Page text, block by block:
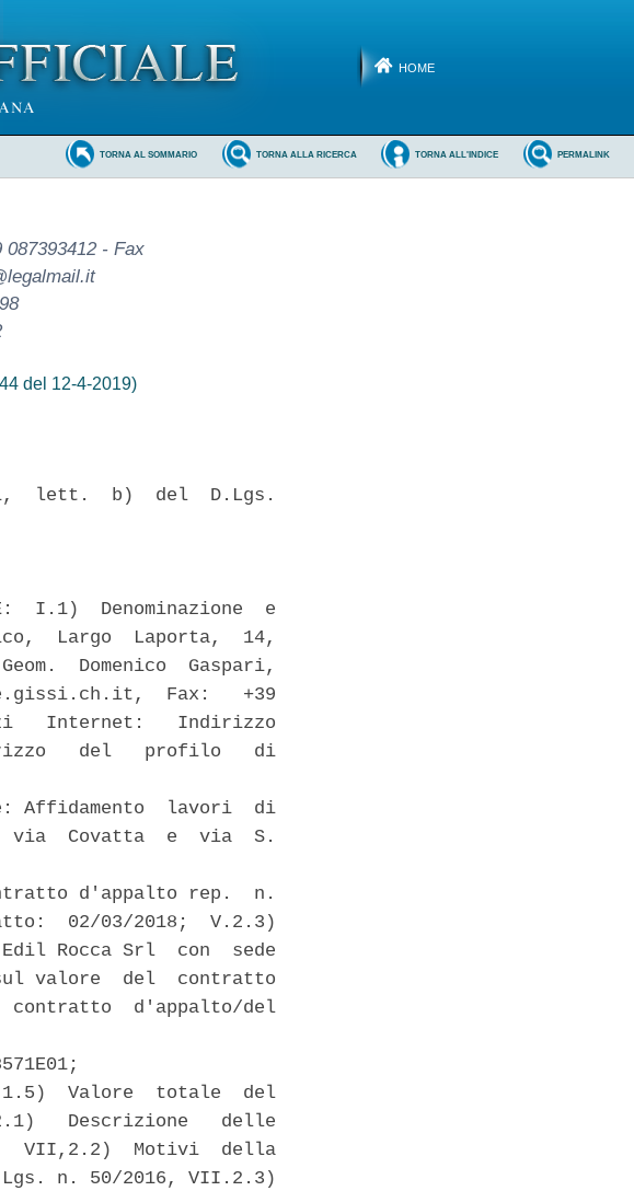
HOME
PERMALINK
TORNA ALL'INDICE
TORNA ALLA RICERCA
TORNA AL SOMMARIO
- Fax
del 12-4-2019)
1,  lett.  b)  del  D.Lgs.
I.1)  Denominazione  e
Largo  Laporta,  14,
Domenico  Gaspari,
Fax:   +39
Internet:   Indirizzo
del   profilo   di
Affidamento  lavori  di
via  Covatta  e  via  S.
d'appalto rep.  n.
02/03/2018;  V.2.3)
Rocca Srl  con  sede
sul valore  del  contratto
contratto  d'appalto/del
Valore  totale  del
Descrizione   delle
VII,2.2)  Motivi  della
n. 50/2016, VII.2.3)